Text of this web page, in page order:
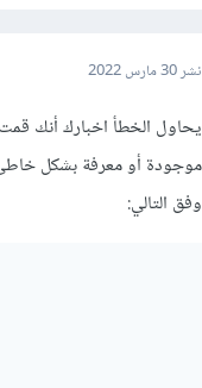
نشر30 مارس 2022
يحاول الخطأ اخبارك أنك
وفق التالي: